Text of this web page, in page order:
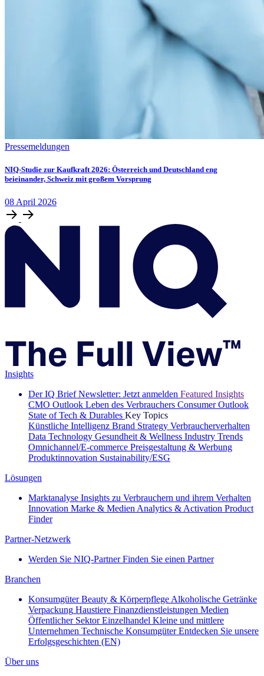
Pressemeldungen
NIQ-Studie zur Kaufkraft 2026: Österreich und Deutschland eng
beieinander, Schweiz mit großem Vorsprung
08 April 2026
Insights
Der IQ Brief Newsletter: Jetzt anmelden Featured Insights
CMO Outlook Leben des Verbrauchers Consumer Outlook
State of Tech & Durables Key Topics
Künstliche Intelligenz Brand Strategy Verbraucherverhalten
Data Technology Gesundheit & Wellness Industry Trends
Omnichannel/E-commerce Preisgestaltung & Werbung
Produktinnovation Sustainability/ESG
Lösungen
Marktanalyse Insights zu Verbrauchern und ihrem Verhalten
Innovation Marke & Medien Analytics & Activation Product
Finder
Partner-Netzwerk
Werden Sie NIQ-Partner Finden Sie einen Partner
Branchen
Konsumgüter Beauty & Körperpflege Alkoholische Getränke
Verpackung Haustiere Finanzdienstleistungen Medien
Öffentlicher Sektor Einzelhandel Kleine und mittlere
Unternehmen Technische Konsumgüter Entdecken Sie unsere
Erfolgsgeschichten (EN)
Über uns